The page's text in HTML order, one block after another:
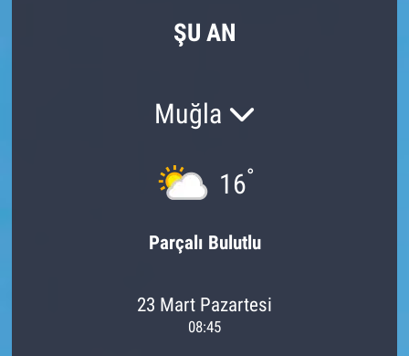
ŞU AN
Muğla
16°
Parçalı Bulutlu
23 Mart Pazartesi
08:45